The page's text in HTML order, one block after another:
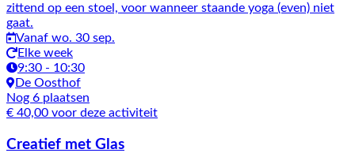
zittend op een stoel, voor wanneer staande yoga (even) niet
gaat.
Vanaf wo. 30 sep.
Elke week
9:30 - 10:30
De Oosthof
Nog 6 plaatsen
€ 40,00 voor deze activiteit
Creatief met Glas